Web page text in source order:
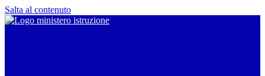
Salta al contenuto